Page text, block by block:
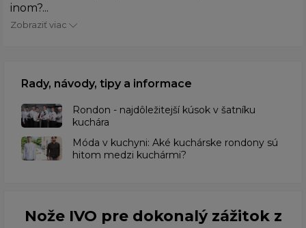
inom?...
Zobraziť viac
Rady, návody, tipy a informace
Rondon - najdôležitejší kúsok v šatníku
kuchára
​Móda v kuchyni: Aké kuchárske rondony sú
hitom medzi kuchármi?
Nože IVO pre dokonalý zážitok z